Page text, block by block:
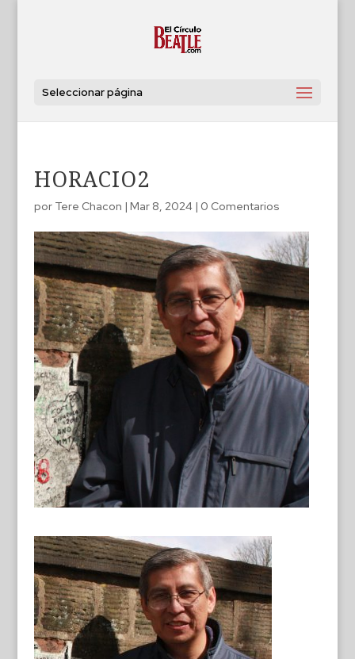
Seleccionar página
HORACIO2
por Tere Chacon | Mar 8, 2024| 0 Comentarios